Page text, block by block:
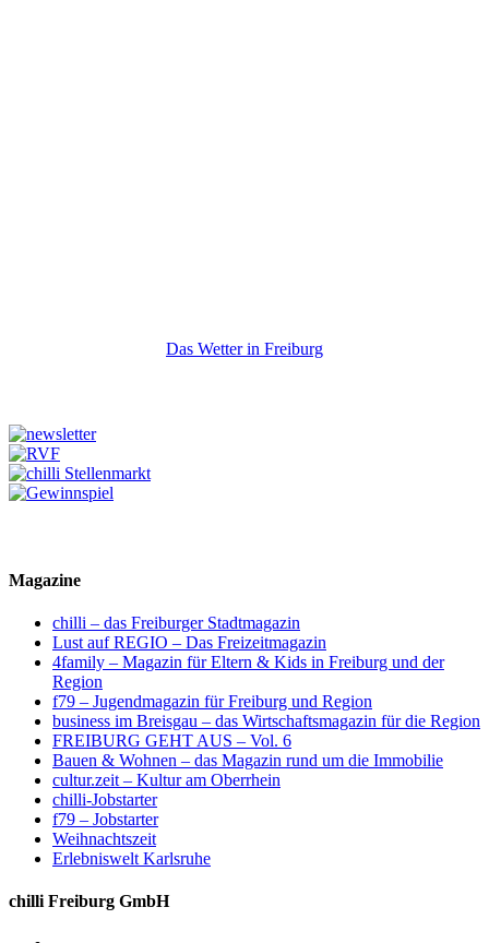
Das Wetter in Freiburg
Magazine
chilli – das Freiburger Stadtmagazin
Lust auf REGIO – Das Freizeitmagazin
4family – Magazin für Eltern & Kids in Freiburg und der
Region
f79 – Jugendmagazin für Freiburg und Region
business im Breisgau – das Wirtschaftsmagazin für die Region
FREIBURG GEHT AUS – Vol. 6
Bauen & Wohnen – das Magazin rund um die Immobilie
cultur.zeit – Kultur am Oberrhein
chilli-Jobstarter
f79 – Jobstarter
Weihnachtszeit
Erlebniswelt Karlsruhe
chilli Freiburg GmbH